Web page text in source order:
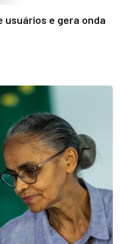
usuários e gera onda